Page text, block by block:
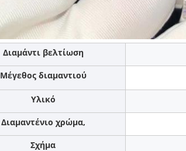
Διαμάντι βελτίωση
Μέγεθος διαμαντιού
Υλικό
Διαμαντένιο χρώμα,
Σχήμα